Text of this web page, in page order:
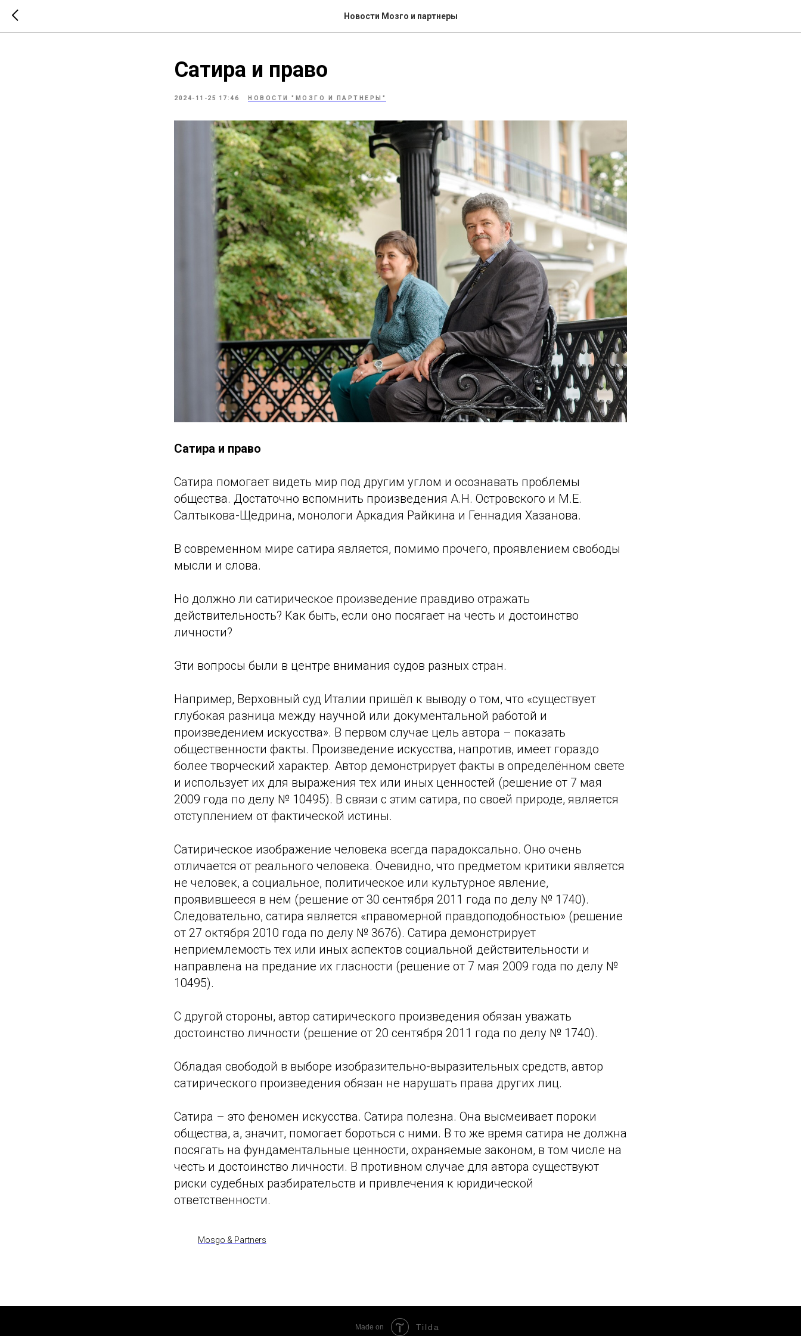
Новости Мозго и партнеры
Сатира и право
2024-11-25 17:46 НОВОСТИ "МОЗГО И ПАРТНЕРЫ"
Сатира и право
Сатира помогает видеть мир под другим углом и осознавать проблемы
общества. Достаточно вспомнить произведения А.Н. Островского и М.Е.
Салтыкова-Щедрина, монологи Аркадия Райкина и Геннадия Хазанова.
В современном мире сатира является, помимо прочего, проявлением свободы
мысли и слова.
Но должно ли сатирическое произведение правдиво отражать
действительность? Как быть, если оно посягает на честь и достоинство
личности?
Эти вопросы были в центре внимания судов разных стран.
Например, Верховный суд Италии пришёл к выводу о том, что «существует
глубокая разница между научной или документальной работой и
произведением искусства». В первом случае цель автора – показать
общественности факты. Произведение искусства, напротив, имеет гораздо
более творческий характер. Автор демонстрирует факты в определённом свете
и использует их для выражения тех или иных ценностей (решение от 7 мая
2009 года по делу № 10495). В связи с этим сатира, по своей природе, является
отступлением от фактической истины.
Сатирическое изображение человека всегда парадоксально. Оно очень
отличается от реального человека. Очевидно, что предметом критики является
не человек, а социальное, политическое или культурное явление,
проявившееся в нём (решение от 30 сентября 2011 года по делу № 1740).
Следовательно, сатира является «правомерной правдоподобностью» (решение
от 27 октября 2010 года по делу № 3676). Сатира демонстрирует
неприемлемость тех или иных аспектов социальной действительности и
направлена на предание их гласности (решение от 7 мая 2009 года по делу №
10495).
С другой стороны, автор сатирического произведения обязан уважать
достоинство личности (решение от 20 сентября 2011 года по делу № 1740).
Обладая свободой в выборе изобразительно-выразительных средств, автор
сатирического произведения обязан не нарушать права других лиц.
Сатира – это феномен искусства. Сатира полезна. Она высмеивает пороки
общества, а, значит, помогает бороться с ними. В то же время сатира не должна
посягать на фундаментальные ценности, охраняемые законом, в том числе на
честь и достоинство личности. В противном случае для автора существуют
риски судебных разбирательств и привлечения к юридической
ответственности.
Mosgo & Partners
Made on Tilda